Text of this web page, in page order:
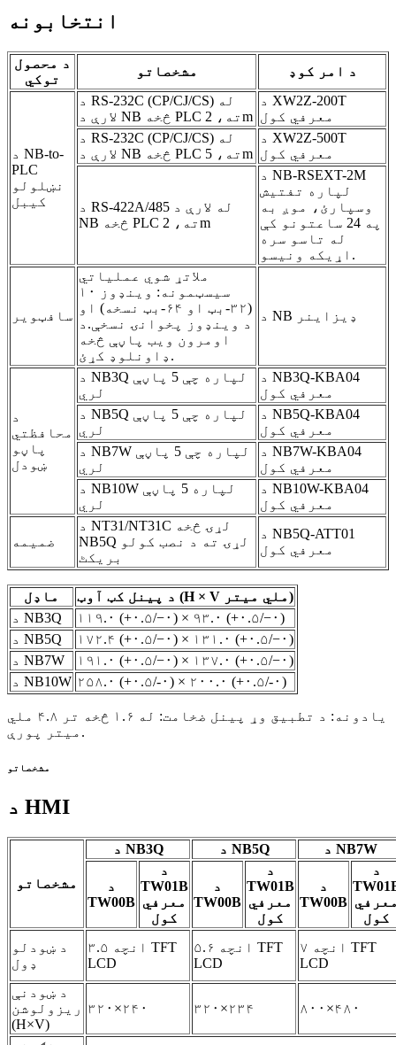
انتخابونه
د محصول
توکي
مشخصاتو د امر کوډ
د NB-to-
PLC
نښلولو
کیبل
د RS-232C (CP/CJ/CS) له
لارې د NB څخه PLC ته، 2m
د XW2Z-200T
معرفي کول
د RS-232C (CP/CJ/CS) له
لارې د NB څخه PLC ته، 5m
د XW2Z-500T
معرفي کول
د RS-422A/485 له لارې د
NB څخه PLC ته، 2m
د NB-RSEXT-2M
لپاره تفتیش
وسپارئ، موږ به
په 24 ساعتونو کې
له تاسو سره
اړیکه ونیسو.
سافټویر
ملاتړ شوي عملیاتي
سیسټمونه: وینډوز ۱۰
(۳۲-بټ او ۶۴-بټ نسخه) او
د وینډوز پخوانۍ نسخې. د
اومرون ویب پاڼې څخه
ډاونلوډ کړئ.
د NB ډیزاینر
د
محافظتي
پاڼو
ښودل
د NB3Q لپاره چې 5 پاڼې
لري
د NB3Q-KBA04
معرفي کول
د NB5Q لپاره چې 5 پاڼې
لري
د NB5Q-KBA04
معرفي کول
د NB7W لپاره چې 5 پاڼې
لري
د NB7W-KBA04
معرفي کول
د NB10W لپاره 5 پاڼې
لري
د NB10W-KBA04
معرفي کول
ضمیمه
د NT31/NT31C لړۍ څخه
NB5Q لړۍ ته د نصب کولو
بریکٹ
د NB5Q-ATT01
معرفي کول
ماډل
د پینل کټ آوټ (H × V ملي میتر)
د NB3Q
۱۱۹.۰ (+۰.۵/−۰) × ۹۳.۰ (+۰.۵/−۰)
د NB5Q
۱۷۲.۴ (+۰.۵/−۰) × ۱۳۱.۰ (+۰.۵/−۰)
د NB7W
۱۹۱.۰ (+۰.۵/−۰) × ۱۳۷.۰ (+۰.۵/−۰)
د NB10W ۲۵۸.۰ (+۰.۵/-۰) × ۲۰۰.۰ (+۰.۵/-۰)
یادونه: د تطبیق وړ پینل ضخامت: له ۱.۶ څخه تر ۴.۸ ملي
میتر پورې.
مشخصاتو
د HMI
مشخصاتو
د NB3Q د NB5Q د NB7W
د
TW00B
د
TW01B
معرفي
کول
د
TW00B
د
TW01B
معرفي
کول
د
TW00B
د
کول
د ښودلو
ډول
۳.۵ انچه TFT
LCD
۵.۶ انچه TFT
LCD
۷ انچه TFT
LCD
د ښودنې
ریزولوشن
(H×V)
۳۲۰×۲۴۰ ۳۲۰×۲۳۴ ۸۰۰×۴۸۰